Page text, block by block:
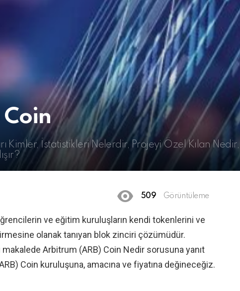
Kimler, İstatistikleri Nelerdir, Projeyi Özel Kılan Nedir,
509 Görüntüleme
ve eğitim kuruluşların kendi tokenlerini ve
olanak tanıyan blok zinciri çözümüdür.
makalede Arbitrum (ARB) Coin Nedir sorusuna yanıt
Coin kuruluşuna, amacına ve fiyatına değineceğiz.